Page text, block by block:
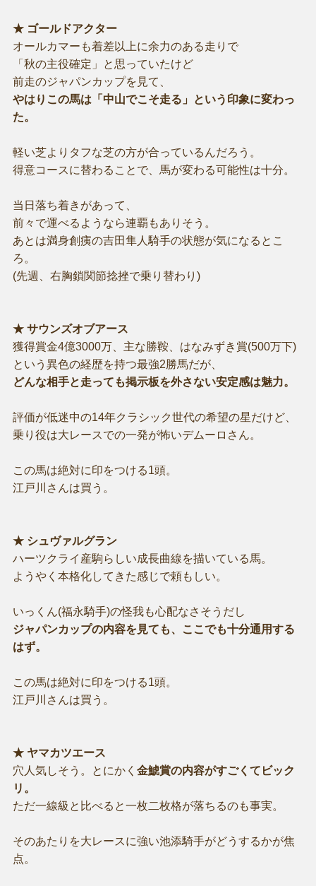
★ ゴールドアクター
オールカマーも着差以上に余力のある走りで
「秋の主役確定」と思っていたけど
前走のジャパンカップを見て、
やはりこの馬は「中山でこそ走る」という印象に変わっ
た。
軽い芝よりタフな芝の方が合っているんだろう。
得意コースに替わることで、馬が変わる可能性は十分。
当日落ち着きがあって、
前々で運べるようなら連覇もありそう。
あとは満身創痍の吉田隼人騎手の状態が気になるとこ
ろ。
(先週、右胸鎖関節捻挫で乗り替わり)
★ サウンズオブアース
獲得賞金4億3000万、主な勝鞍、はなみずき賞(500万下)
という異色の経歴を持つ最強2勝馬だが、
どんな相手と走っても掲示板を外さない安定感は魅力。
評価が低迷中の14年クラシック世代の希望の星だけど、
乗り役は大レースでの一発が怖いデムーロさん。
この馬は絶対に印をつける1頭。
江戸川さんは買う。
★ シュヴァルグラン
ハーツクライ産駒らしい成長曲線を描いている馬。
ようやく本格化してきた感じで頼もしい。
いっくん(福永騎手)の怪我も心配なさそうだし
ジャパンカップの内容を見ても、ここでも十分通用する
はず。
この馬は絶対に印をつける1頭。
江戸川さんは買う。
★ ヤマカツエース
穴人気しそう。とにかく 金鯱賞の内容がすごくてビック
リ。
ただ一線級と比べると一枚二枚格が落ちるのも事実。
そのあたりを大レースに強い池添騎手がどうするかが焦
点。